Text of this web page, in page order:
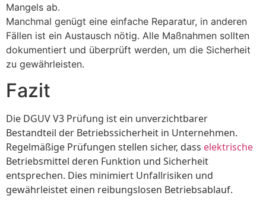
Mangels ab.
Manchmal genügt eine einfache Reparatur, in anderen
Fällen ist ein Austausch nötig. Alle Maßnahmen sollten
dokumentiert und überprüft werden, um die Sicherheit
zu gewährleisten.
Fazit
Die DGUV V3 Prüfung ist ein unverzichtbarer
Bestandteil der Betriebssicherheit in Unternehmen.
Regelmäßige Prüfungen stellen sicher, dass elektrische
Betriebsmittel deren Funktion und Sicherheit
entsprechen. Dies minimiert Unfallrisiken und
gewährleistet einen reibungslosen Betriebsablauf.